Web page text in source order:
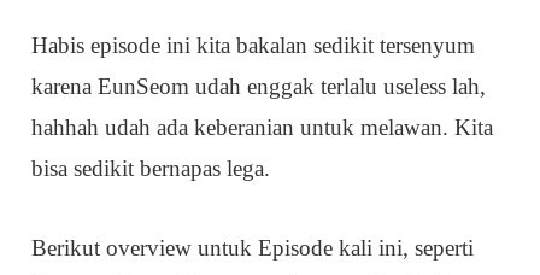
Habis episode ini kita bakalan sedikit tersenyum
karena EunSeom udah enggak terlalu useless lah,
hahhah udah ada keberanian untuk melawan. Kita
bisa sedikit bernapas lega.
Berikut overview untuk Episode kali ini, seperti